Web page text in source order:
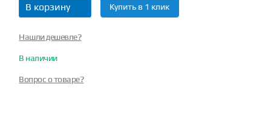
В корзину Купить в 1 клик
Нашли дешевле?
В наличии
Вопрос о товаре?